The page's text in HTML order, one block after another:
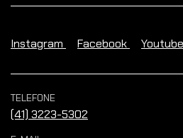
Instagram Facebook Youtube
TELEFONE
(41) 3223-5302